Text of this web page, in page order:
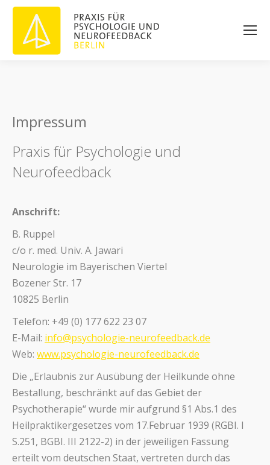
Impressum
Praxis für Psychologie und
Neurofeedback
Anschrift:
B. Ruppel
c/o r. med. Univ. A. Jawari
Neurologie im Bayerischen Viertel
Bozener Str. 17
10825 Berlin
Telefon: +49 (0) 177 622 23 07
E-Mail: info@psychologie-neurofeedback.de
Web: www.psychologie-neurofeedback.de
Die „Erlaubnis zur Ausübung der Heilkunde ohne
Bestallung, beschränkt auf das Gebiet der
Psychotherapie“ wurde mir aufgrund §1 Abs.1 des
Heilpraktikergesetzes vom 17.Februar 1939 (RGBI. I
S.251, BGBI. III 2122-2) in der jeweiligen Fassung
erteilt vom deutschen Staat, vertreten durch das